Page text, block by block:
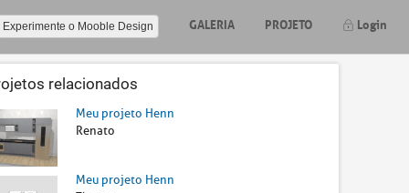
Experimente o Mooble Design GALERIA PROJETO Login
relacionados
Meu projeto Henn
Renato
Meu projeto Henn